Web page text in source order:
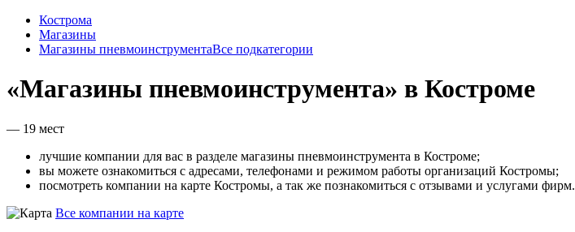
Кострома
Магазины
Магазины пневмоинструментаВсе подкатегории
«Магазины пневмоинструмента» в Костроме
— 19 мест
лучшие компании для вас в разделе магазины пневмоинструмента в Костроме;
вы можете ознакомиться с адресами, телефонами и режимом работы организаций Костромы;
посмотреть компании на карте Костромы, а так же познакомиться с отзывами и услугами фирм.
Все компании на карте